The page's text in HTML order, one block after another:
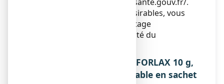
En signalant les effets indésirables, vous
contribuez à fournir davantage
d’informations sur la sécurité du
5. COMMENT CONSERVER FORLAX 10 g,
poudre pour solution buvable en sachet